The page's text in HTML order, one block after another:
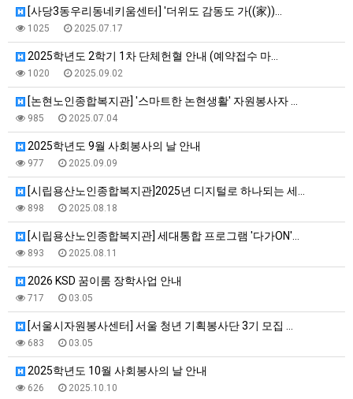
[사당3동우리동네키움센터] '더위도 감동도 가((家))…
1025 2025.07.17
2025학년도 2학기 1차 단체헌혈 안내 (예약접수 마…
1020 2025.09.02
[논현노인종합복지관] '스마트한 논현생활' 자원봉사자 …
985 2025.07.04
2025학년도 9월 사회봉사의 날 안내
977 2025.09.09
[시립용산노인종합복지관]2025년 디지털로 하나되는 세…
898 2025.08.18
[시립용산노인종합복지관] 세대통합 프로그램 '다가ON'…
893 2025.08.11
2026 KSD 꿈이룸 장학사업 안내
717 03.05
[서울시자원봉사센터] 서울 청년 기획봉사단 3기 모집 …
683 03.05
2025학년도 10월 사회봉사의 날 안내
626 2025.10.10